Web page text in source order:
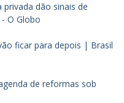
privada dão sinais de
O Globo
ficar para depois | Brasil
de reformas sob